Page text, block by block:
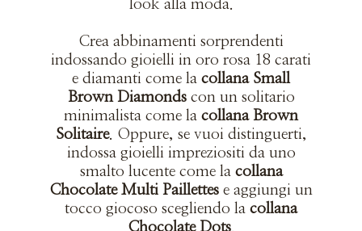
look alla moda.
Crea abbinamenti sorprendenti
indossando gioielli in oro rosa 18 carati
e diamanti come la collana Small
Brown Diamondscon un solitario
minimalista come la collana Brown
Solitaire. Oppure, se vuoi distinguerti,
indossa gioielli impreziositi da uno
smalto lucente come la collana
Chocolate Multi Paillettes e aggiungi un
tocco giocoso scegliendo la collana
Chocolate Dots.